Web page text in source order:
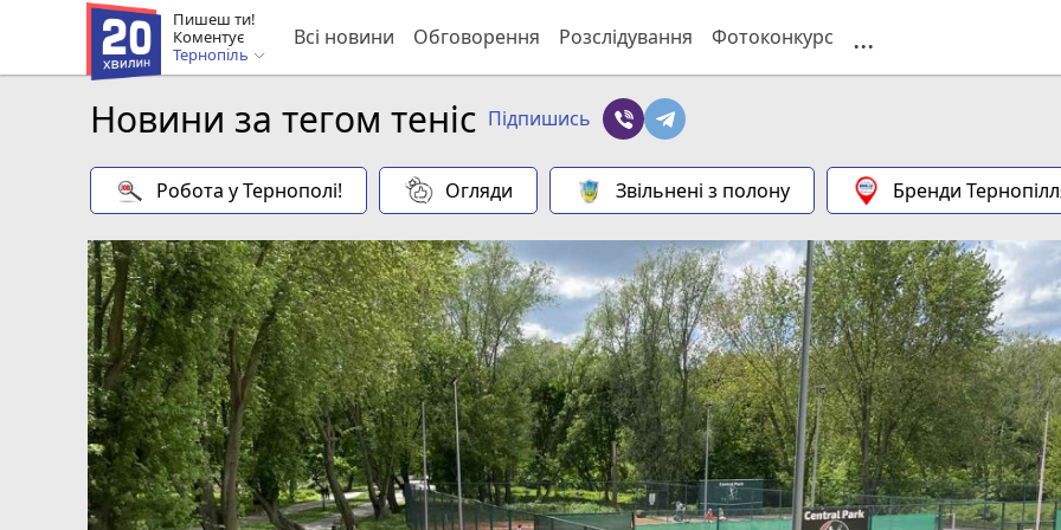
Пишеш ти!
Коментує
Тернопіль
Всі новини Обговорення Розслідування Фотоконкурс ...
Новини за тегом теніс Підпишись
Робота у Тернополі! Огляди Звільнені з полону Бренди